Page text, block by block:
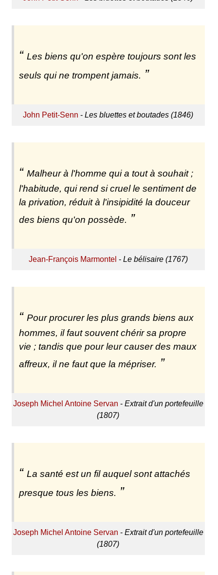
Les biens qu'on espère toujours sont les
seuls qui ne trompent jamais.
John Petit-Senn -Les bluettes et boutades (1846)
Malheur à l'homme qui a tout à souhait ;
l'habitude, qui rend si cruel le sentiment de
la privation, réduit à l'insipidité la douceur
des biens qu'on possède.
Jean-François Marmontel - Le bélisaire (1767)
Pour procurer les plus grands biens aux
hommes, il faut souvent chérir sa propre
vie ; tandis que pour leur causer des maux
affreux, il ne faut que la mépriser.
Joseph Michel Antoine Servan - Extrait d'un portefeuille
(1807)
La santé est un fil auquel sont attachés
presque tous les biens.
Joseph Michel Antoine Servan - Extrait d'un portefeuille
(1807)